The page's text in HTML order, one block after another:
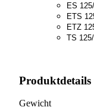
ES
ETS
ETZ
TS
Produktdetails
Gewicht